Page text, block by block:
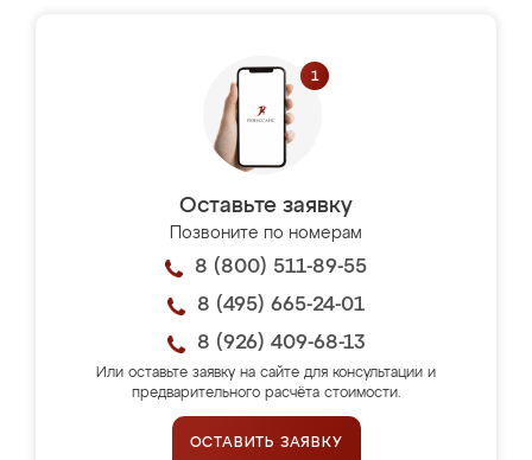
Оставьте заявку
Позвоните по номерам
8 (800) 511-89-55
8 (495) 665-24-01
8 (926) 409-68-13
Или оставьте заявку на сайте для консультации и
предварительного расчёта стоимости.
ОСТАВИТЬ ЗАЯВКУ